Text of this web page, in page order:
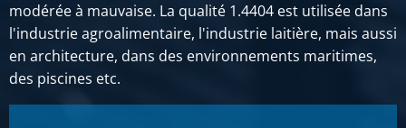
modérée à mauvaise. La qualité 1.4404 est utilisée dans
l'industrie agroalimentaire, l'industrie laitière, mais aussi
en architecture, dans des environnements maritimes,
des piscines etc.